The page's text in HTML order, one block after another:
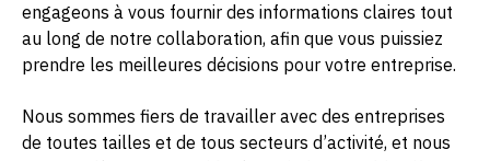
engageons à vous fournir des informations claires tout
au long de notre collaboration, afin que vous puissiez
prendre les meilleures décisions pour votre entreprise.
Nous sommes fiers de travailler avec des entreprises
de toutes tailles et de tous secteurs d’activité, et nous